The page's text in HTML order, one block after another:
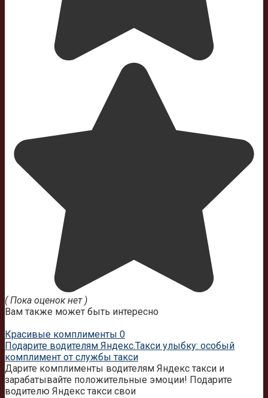
( Пока оценок нет )
Вам также может быть интересно
Красивые комплименты 0
Подарите водителям Яндекс.Такси улыбку: особый
комплимент от службы такси
Дарите комплименты водителям Яндекс такси и
зарабатывайте положительные эмоции! Подарите
водителю Яндекс такси свои